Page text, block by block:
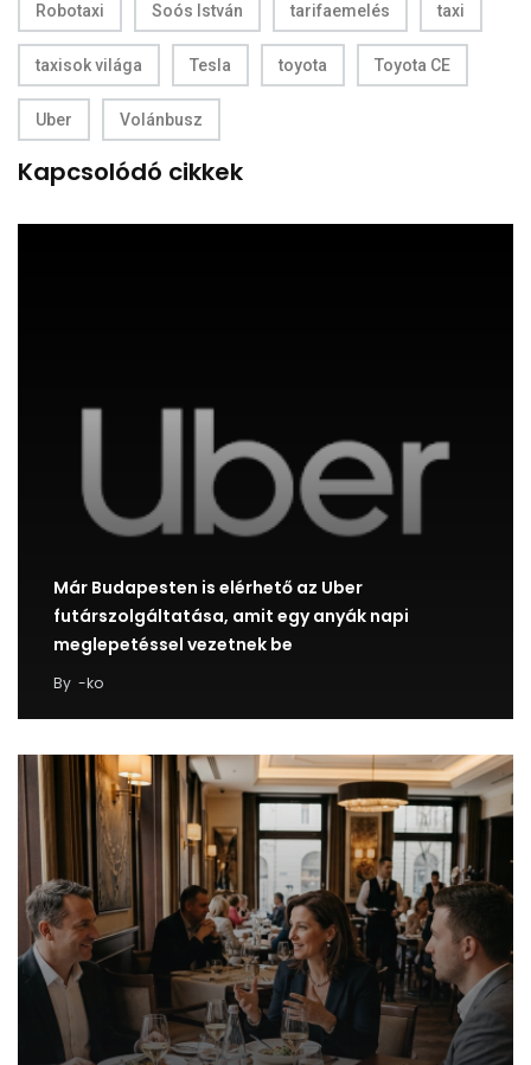
Robotaxi Soós István tarifaemelés taxi
taxisok világa Tesla toyota Toyota CE
Uber Volánbusz
Kapcsolódó cikkek
Már Budapesten is elérhető az Uber
futárszolgáltatása, amit egy anyák napi
meglepetéssel vezetnek be
By -ko